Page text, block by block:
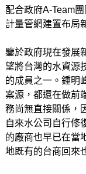
配合政府A-Team
計量管網建置布局
鑒於政府現在發展
望將台灣的水資源
的成員之一。鍾明
案源，都還在做前
務尚無直接關係，
自來水公司自行修
的廠商也早已在當
地既有的台商回來